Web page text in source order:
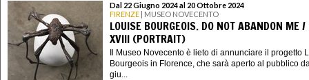
Dal 22 Giugno 2024 al 20 Ottobre 2024
FIRENZE | MUSEO NOVECENTO
LOUISE BOURGEOIS. DO NOT ABANDON ME /
XVIII (PORTRAIT)
Il Museo Novecento è lieto di annunciare il progetto
Bourgeois in Florence, che sarà aperto al pubblico
giu...